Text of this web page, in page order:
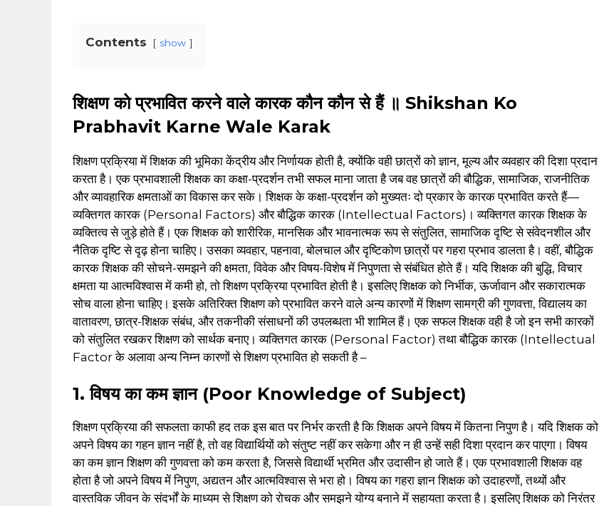
Contents show
शिक्षण को प्रभावित करने वाले कारक कौन कौन से हैं ॥ Shikshan Ko
Prabhavit Karne Wale Karak
शिक्षण प्रक्रिया में शिक्षक की भूमिका केंद्रीय और निर्णायक होती है, क्योंकि वही छात्रों को ज्ञान, मूल्य और व्यवहार की दिशा प्रदान
करता है। एक प्रभावशाली शिक्षक का कक्षा-प्रदर्शन तभी सफल माना जाता है जब वह छात्रों की बौद्धिक, सामाजिक, राजनीतिक
और व्यावहारिक क्षमताओं का विकास कर सके। शिक्षक के कक्षा-प्रदर्शन को मुख्यतः दो प्रकार के कारक प्रभावित करते हैं—
व्यक्तिगत कारक (Personal Factors) और बौद्धिक कारक (Intellectual Factors)। व्यक्तिगत कारक शिक्षक के
व्यक्तित्व से जुड़े होते हैं। एक शिक्षक को शारीरिक, मानसिक और भावनात्मक रूप से संतुलित, सामाजिक दृष्टि से संवेदनशील और
नैतिक दृष्टि से दृढ़ होना चाहिए। उसका व्यवहार, पहनावा, बोलचाल और दृष्टिकोण छात्रों पर गहरा प्रभाव डालता है। वहीं, बौद्धिक
कारक शिक्षक की सोचने-समझने की क्षमता, विवेक और विषय-विशेष में निपुणता से संबंधित होते हैं। यदि शिक्षक की बुद्धि, विचार
क्षमता या आत्मविश्वास में कमी हो, तो शिक्षण प्रक्रिया प्रभावित होती है। इसलिए शिक्षक को निर्भीक, ऊर्जावान और सकारात्मक
सोच वाला होना चाहिए। इसके अतिरिक्त शिक्षण को प्रभावित करने वाले अन्य कारणों में शिक्षण सामग्री की गुणवत्ता, विद्यालय का
वातावरण, छात्र-शिक्षक संबंध, और तकनीकी संसाधनों की उपलब्धता भी शामिल हैं। एक सफल शिक्षक वही है जो इन सभी कारकों
को संतुलित रखकर शिक्षण को सार्थक बनाए। व्यक्तिगत कारक (Personal Factor) तथा बौद्धिक कारक (Intellectual
Factor के अलावा अन्य निम्न कारणों से शिक्षण प्रभावित हो सकती है –
1. विषय का कम ज्ञान (Poor Knowledge of Subject)
शिक्षण प्रक्रिया की सफलता काफी हद तक इस बात पर निर्भर करती है कि शिक्षक अपने विषय में कितना निपुण है। यदि शिक्षक को
अपने विषय का गहन ज्ञान नहीं है, तो वह विद्यार्थियों को संतुष्ट नहीं कर सकेगा और न ही उन्हें सही दिशा प्रदान कर पाएगा। विषय
का कम ज्ञान शिक्षण की गुणवत्ता को कम करता है, जिससे विद्यार्थी भ्रमित और उदासीन हो जाते हैं। एक प्रभावशाली शिक्षक वह
होता है जो अपने विषय में निपुण, अद्यतन और आत्मविश्वास से भरा हो। विषय का गहरा ज्ञान शिक्षक को उदाहरणों, तथ्यों और
वास्तविक जीवन के संदर्भों के माध्यम से शिक्षण को रोचक और समझने योग्य बनाने में सहायता करता है। इसलिए शिक्षक को निरंतर